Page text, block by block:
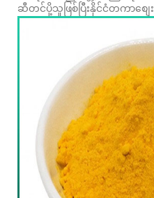
ဆီတင်ပို့သူဖြစ်ပြီးနိုင်ငံတကာစျ